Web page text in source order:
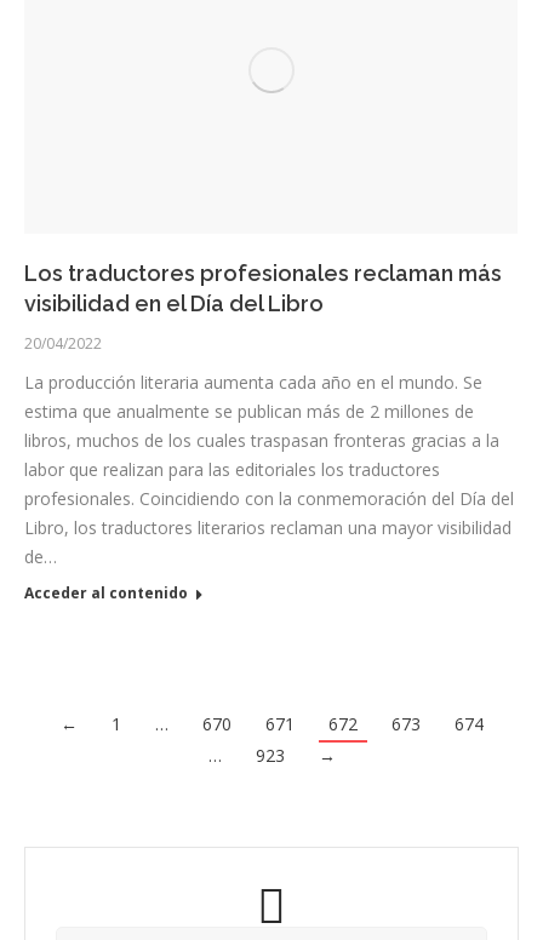
Los traductores profesionales reclaman más
visibilidad en el Día del Libro
20/04/2022
La producción literaria aumenta cada año en el mundo. Se
estima que anualmente se publican más de 2 millones de
libros, muchos de los cuales traspasan fronteras gracias a la
labor que realizan para las editoriales los traductores
profesionales. Coincidiendo con la conmemoración del Día del
Libro, los traductores literarios reclaman una mayor visibilidad
de…
Acceder al contenido
← 1 … 670 671 672 673
674
…
923 →